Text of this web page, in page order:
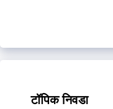
टॉपिक निवडा